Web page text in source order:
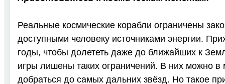
Реальные космические корабли ограничены
доступными человеку источниками энергии.
годы, чтобы долететь даже до ближайших к
игры лишены таких ограничений. В них можно в
добраться до самых дальних звёзд. Но такое